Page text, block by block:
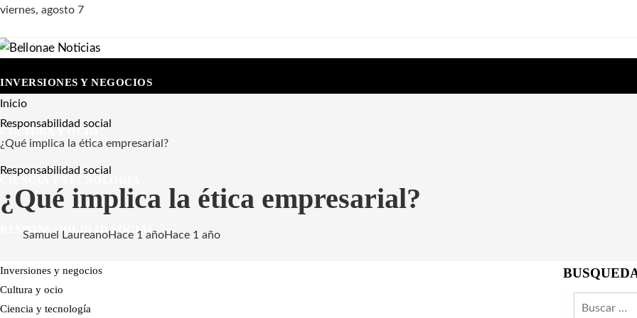
viernes, agosto 7
INVERSIONES Y NEGOCIOS
CULTURA Y OCIO
RESPONSABILIDAD SOCIAL
Inversiones y negocios
Cultura y ocio
Ciencia y tecnología
Inicio
Responsabilidad social
¿Qué implica la ética empresarial?
Responsabilidad social
¿Qué implica la ética empresarial?
Samuel LaureanoHace 1 añoHace 1 año
Buscar: